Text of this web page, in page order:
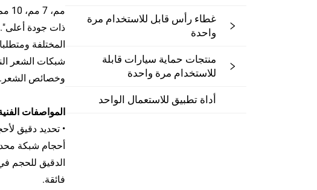
غطاء رأس قابل للاستخدام مرة
واحدة
منتجات حماية سيارات قابلة
للاستخدام مرة واحدة
أداة تطبيق للاستعمال الواحد
ذات جودة أعلى".
المختلفة
وخصائص الشعر.
المواصفات
فائقة.